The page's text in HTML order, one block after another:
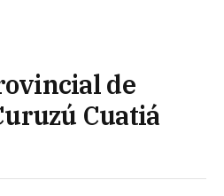
de
Cuatiá